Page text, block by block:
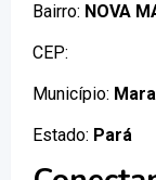
Bairro: NOVA
CEP:
Município:
Estado: Pará